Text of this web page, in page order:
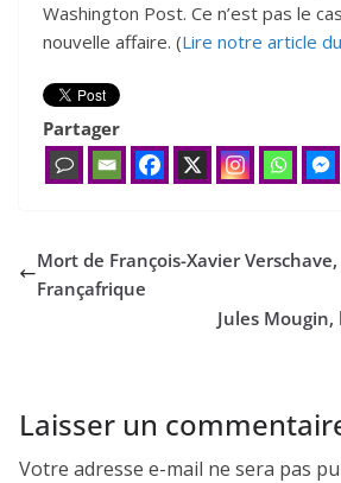
Washington Post. Ce n’est pas le
nouvelle affaire. (Lire notre article
Partager
Mort de François-Xavier
Françafrique
Jules
Laisser un
Votre adresse e-mail ne sera pas